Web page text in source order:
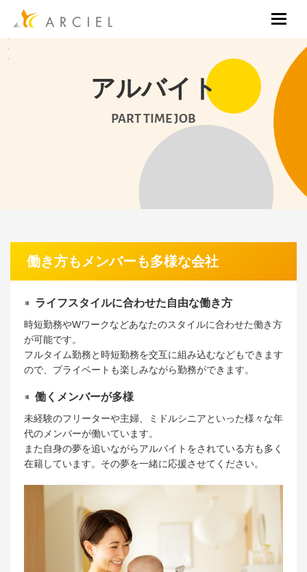
アルバイト
PART TIME JOB
働き方もメンバーも多様な会社
ライフスタイルに合わせた自由な働き方
時短勤務やWワークなどあなたのスタイルに合わせた働き方
が可能です。
フルタイム勤務と時短勤務を交互に組み込むなどもできます
ので、プライベートも楽しみながら勤務ができます。
働くメンバーが多様
未経験のフリーターや主婦、ミドルシニアといった様々な年
代のメンバーが働いています。
また自身の夢を追いながらアルバイトをされている方も多く
在籍しています。その夢を一緒に応援させてください。